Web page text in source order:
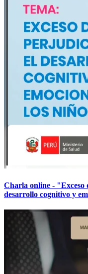
Charla online - "Exceso
desarrollo cognitivo y